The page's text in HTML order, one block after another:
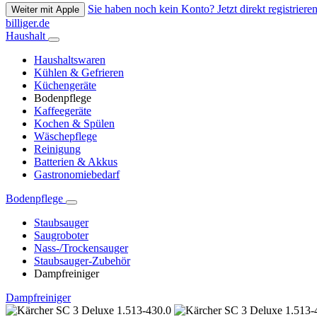
Weiter mit Apple
Sie haben noch kein Konto? Jetzt direkt
billiger.de
Haushalt
Haushaltswaren
Kühlen & Gefrieren
Küchengeräte
Bodenpflege
Kaffeegeräte
Kochen & Spülen
Wäschepflege
Reinigung
Batterien & Akkus
Gastronomiebedarf
Bodenpflege
Staubsauger
Saugroboter
Nass-/Trockensauger
Staubsauger-Zubehör
Dampfreiniger
Dampfreiniger